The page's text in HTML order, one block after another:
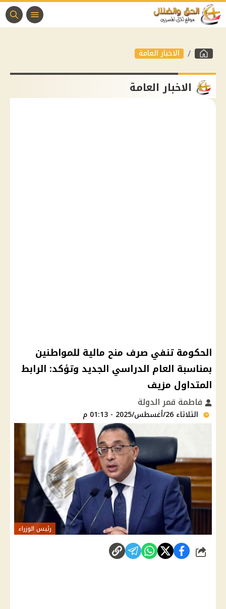
الاخبار العامة
الاخبار العامة
الحكومة تنفي صرف منح مالية للمواطنين
بمناسبة العام الدراسي الجديد وتؤكد: الرابط
المتداول مزيف
فاطمة قمر الدولة
الثلاثاء 26/أغسطس/2025 - 01:13 م
رئيس الوزراء
شارك